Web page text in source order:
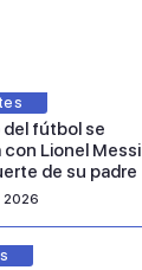
del fútbol se
con Lionel Messi
de su padre
2026